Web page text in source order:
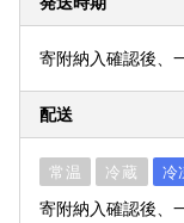
寄附納入確認後、
配送
常温 冷蔵 冷
寄附納入確認後、